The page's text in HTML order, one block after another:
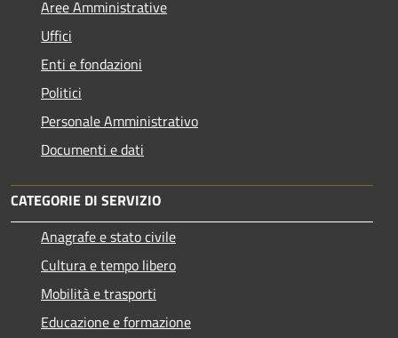
Aree Amministrative
Uffici
Enti e fondazioni
Politici
Personale Amministrativo
Documenti e dati
CATEGORIE DI SERVIZIO
Anagrafe e stato civile
Cultura e tempo libero
Mobilità e trasporti
Educazione e formazione